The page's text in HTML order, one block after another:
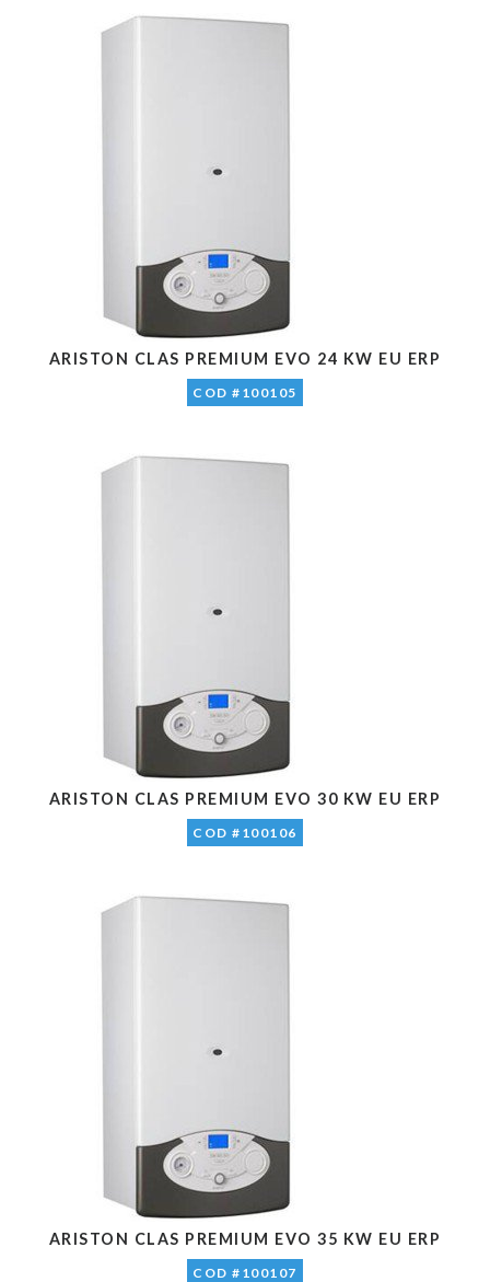
ARISTON CLAS PREMIUM EVO 24 KW EU ERP
COD #100105
ARISTON CLAS PREMIUM EVO 30 KW EU ERP
COD #100106
ARISTON CLAS PREMIUM EVO 35 KW EU ERP
COD #100107